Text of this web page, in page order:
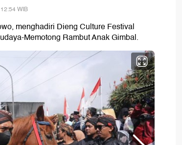
WIB
menghadiri Dieng Culture Festival
Memotong Rambut Anak Gimbal.